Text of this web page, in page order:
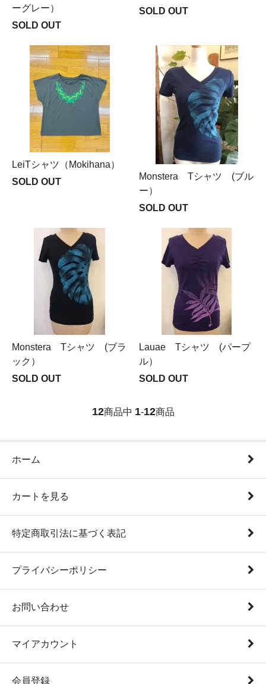
ーグレー）
SOLD OUT
SOLD OUT
LeiTシャツ（Mokihana）
SOLD OUT
Monstera Tシャツ (ブル
ー）
SOLD OUT
Monstera Tシャツ (ブラ
ック）
SOLD OUT
Lauae Tシャツ (パープ
ル）
SOLD OUT
12商品中 1-12商品
ホーム
カートを見る
特定商取引法に基づく表記
プライバシーポリシー
お問い合わせ
マイアカウント
会員登録